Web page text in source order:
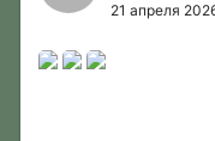
21 апреля